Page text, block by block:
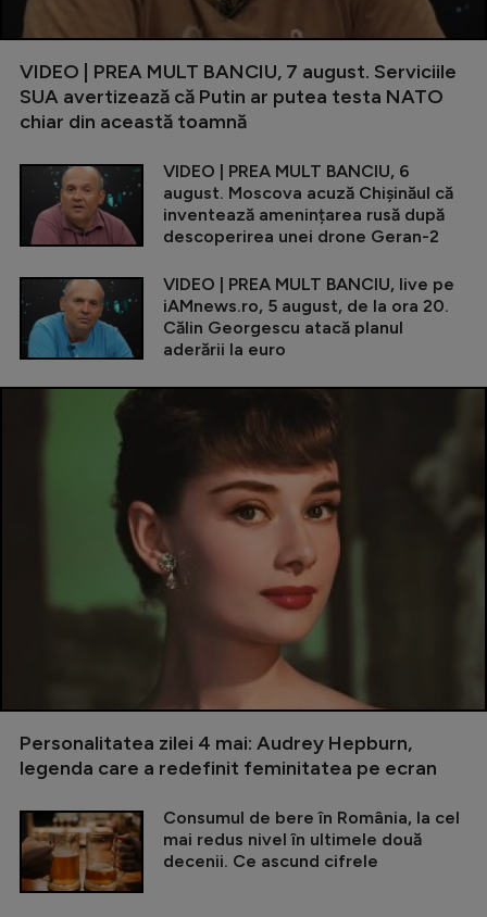
VIDEO | PREA MULT BANCIU, 7 august. Serviciile
SUA avertizează că Putin ar putea testa NATO
chiar din această toamnă
VIDEO | PREA MULT BANCIU, 6
august. Moscova acuză Chișinăul că
inventează amenințarea rusă după
descoperirea unei drone Geran-2
VIDEO | PREA MULT BANCIU, live pe
iAMnews.ro, 5 august, de la ora 20.
Călin Georgescu atacă planul
aderării la euro
Personalitatea zilei 4 mai: Audrey Hepburn,
legenda care a redefinit feminitatea pe ecran
Consumul de bere în România, la cel
mai redus nivel în ultimele două
decenii. Ce ascund cifrele